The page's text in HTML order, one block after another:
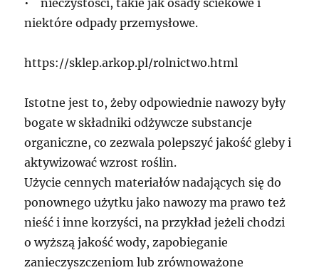
niektóre odpady przemysłowe.
https://sklep.arkop.pl/rolnictwo.html
Istotne jest to, żeby odpowiednie nawozy były
bogate w składniki odżywcze substancje
organiczne, co zezwala polepszyć jakość gleby i
aktywizować wzrost roślin.
Użycie cennych materiałów nadających się do
ponownego użytku jako nawozy ma prawo też
nieść i inne korzyści, na przykład jeżeli chodzi
o wyższą jakość wody, zapobieganie
zanieczyszczeniom lub zrównoważone